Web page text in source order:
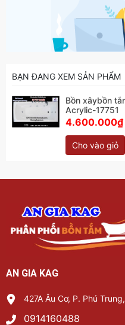
BẠN ĐANG XEM SẢN PHẨM
Bồn xâybồn
Acrylic-17751
4.600.000₫
Cho vào giỏ
AN GIA KAG
427A Âu Cơ, P. Phú
0914160488